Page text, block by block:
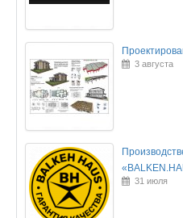
3 августа
31 июля